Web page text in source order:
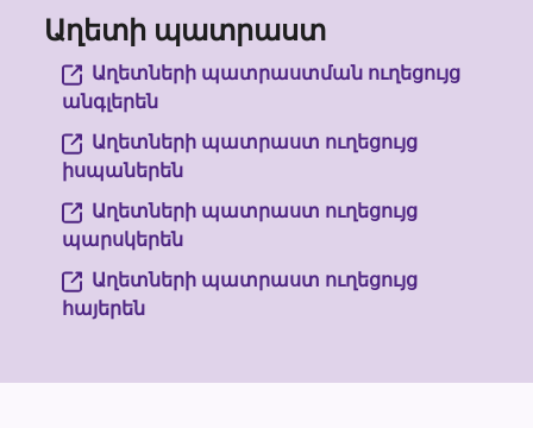
Աղետի պատրաստ
Աղետների պատրաստման ուղեցույց
անգլերեն
Աղետների պատրաստ ուղեցույց
իսպաներեն
Աղետների պատրաստ ուղեցույց
պարսկերեն
Աղետների պատրաստ ուղեցույց
հայերեն